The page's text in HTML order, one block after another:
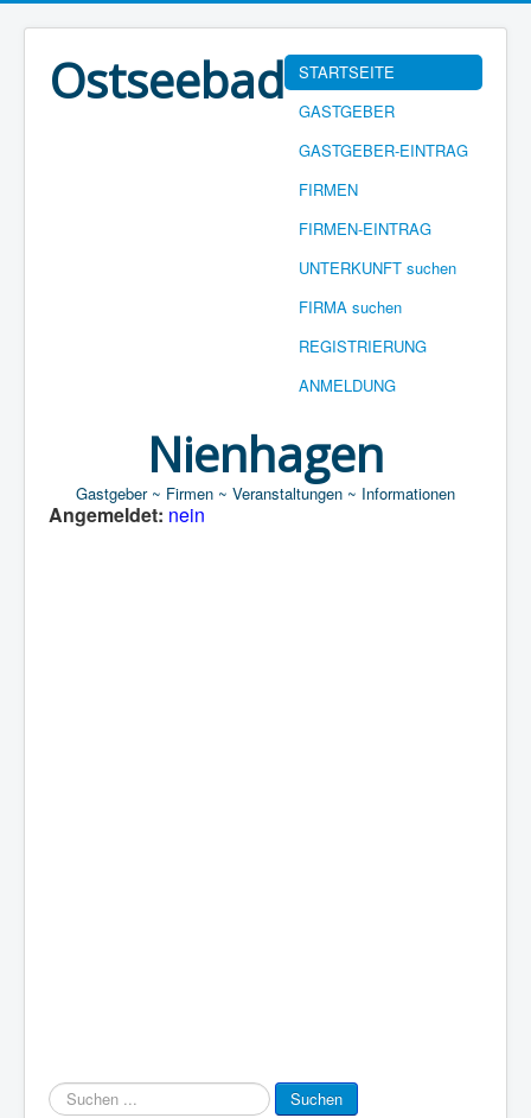
STARTSEITE
GASTGEBER
GASTGEBER-EINTRAG
FIRMEN
FIRMEN-EINTRAG
UNTERKUNFT suchen
FIRMA suchen
REGISTRIERUNG
ANMELDUNG
Ostseebad
Nienhagen
Gastgeber ~ Firmen ~ Veranstaltungen ~ Informationen
Angemeldet: nein
Suchen
Suchen